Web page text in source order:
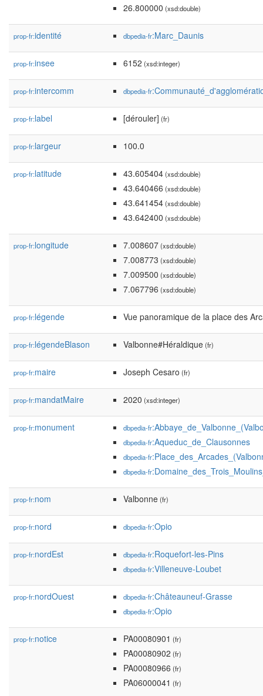
26.800000 (xsd:double)
prop-fr:identité dbpedia-fr:Marc_Daunis
prop-fr:insee 6152 (xsd:integer)
prop-fr:intercomm dbpedia-fr
prop-fr:label [dérouler] (fr)
prop-fr:largeur 100.0
prop-fr:latitude 43.605404(xsd:double)
43.640466 (xsd:double)
43.641454(xsd:double)
43.642400 (xsd:double)
prop-fr:longitude 7.008607(xsd:double)
7.008773 (xsd:double)
7.009500 (xsd:double)
7.067796 (xsd:double)
prop-fr:légende Vue panoramique de la place des
prop-fr:légendeBlason Valbonne#Héraldique(fr)
prop-fr:maire Joseph Cesaro (fr)
prop-fr:mandatMaire 2020 (xsd:integer)
prop-fr:monument dbpedia-fr
dbpedia-fr:Aqueduc_de_Clausonnes
dbpedia-fr
dbpedia-fr
prop-fr:nom Valbonne(fr)
prop-fr:nord dbpedia-fr:Opio
prop-fr:nordEst dbpedia-fr:Roquefort-les-Pins
dbpedia-fr:Villeneuve-Loubet
prop-fr:nordOuest dbpedia-fr:Châteauneuf-Grasse
dbpedia-fr:Opio
prop-fr:notice PA00080901 (fr)
PA00080902 (fr)
PA00080966 (fr)
PA06000041 (fr)